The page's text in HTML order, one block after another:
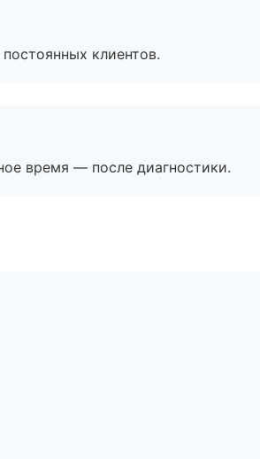
клиентов.
время — после диагностики.